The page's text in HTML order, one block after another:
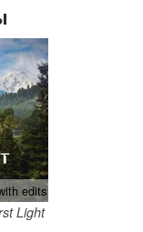
edits
Light